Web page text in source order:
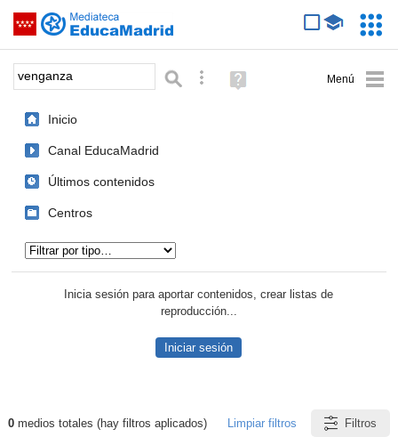
Saltar navegación
Palabra o frase: Búsqueda avanzada
Ayuda
(en
Inicio
Canal EducaMadrid
Últimos contenidos
Centros
Inicia sesión para aportar contenidos, crear listas de
reproducción...
Iniciar sesión
0medios totales (hay filtros aplicados) Limpiar filtros Filtros